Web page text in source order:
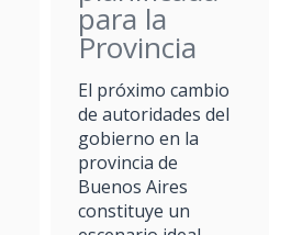
para la
Provincia
El próximo cambio
de autoridades del
gobierno en la
provincia de
Buenos Aires
constituye un